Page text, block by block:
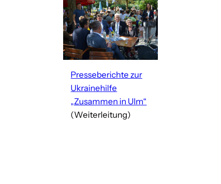
Presseberichte zur
Ukrainehilfe
„Zusammen in Ulm“
(Weiterleitung)